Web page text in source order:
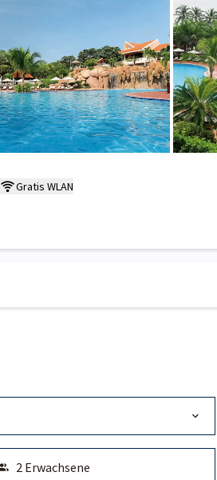
Gratis WLAN